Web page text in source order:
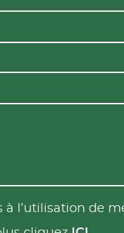
à l’utilisation de